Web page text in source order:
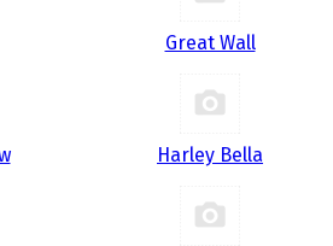
Great Wall
Harley Bella